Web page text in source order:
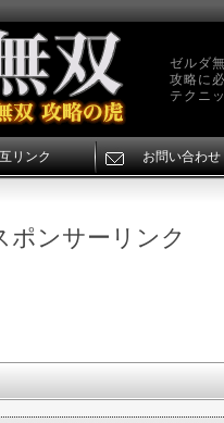
ゼルダ
攻略に
テクニ
ポンサーリンク
リンク お問い合わせ